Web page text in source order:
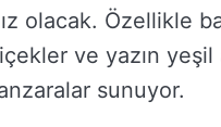
olacak. Özellikle
ve yazın yeşil
sunuyor.